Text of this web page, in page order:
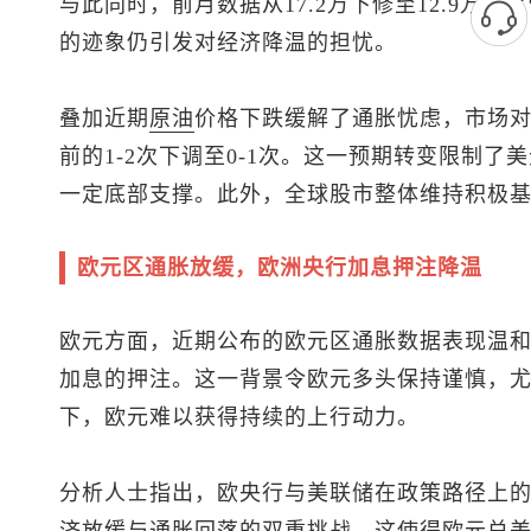
与此同时，前月数据从17.2万下修至12.9万，
的迹象仍引发对经济降温的担忧。
叠加近期 原油价格下跌缓解了通胀忧虑，市场
前的1-2次下调至0-1次。这一预期转变限制了
一定底部支撑。此外，全球股市整体维持积极
欧元区通胀放缓，欧洲央行加息押注降温
欧元方面，近期公布的欧元区通胀数据表现温
加息的押注。这一背景令欧元多头保持谨慎，
下，欧元难以获得持续的上行动力。
分析人士指出，欧央行与美联储在政策路径